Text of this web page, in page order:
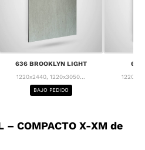
636 BROOKLYN LIGHT
1220x2440, 1220x3050...
BAJO PEDIDO
637
COMPACTO X-XM de